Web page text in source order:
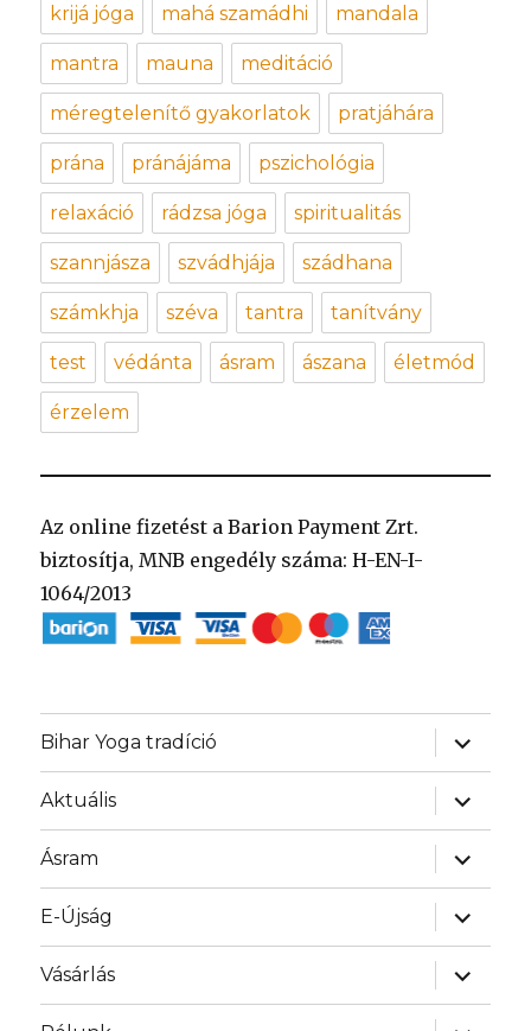
krijá jóga mahá szamádhi mandala
mantra mauna meditáció
méregtelenítő gyakorlatok pratjáhára
prána pránájáma pszichológia
relaxáció rádzsa jóga spiritualitás
szannjásza szvádhjája szádhana
számkhja széva tantra tanítvány
test védánta ásram ászana életmód
érzelem
Az online fizetést a Barion Payment Zrt.
biztosítja, MNB engedély száma: H-EN-I-
1064/2013
Bihar Yoga tradíció
almenü
Aktuális
almenü
Ásram
almenü
E-Újság
almenü
Vásárlás
almenü
almenü